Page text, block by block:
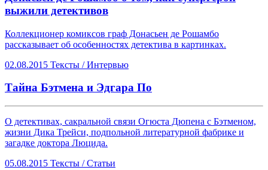
выжили детективов
Коллекционер комиксов граф Донасьен де Рошамбо
рассказывает об особенностях детектива в картинках.
02.08.2015 Тексты /Интервью
Тайна Бэтмена и Эдгара По
О детективах, сакральной связи Огюста Дюпена с Бэтменом,
жизни Дика Трейси, подпольной литературной фабрике и
загадке доктора Люцида.
05.08.2015 Тексты /Статьи